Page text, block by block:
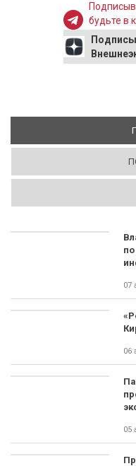
будьте в
07
06
05